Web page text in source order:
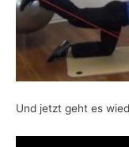
Und jetzt geht es